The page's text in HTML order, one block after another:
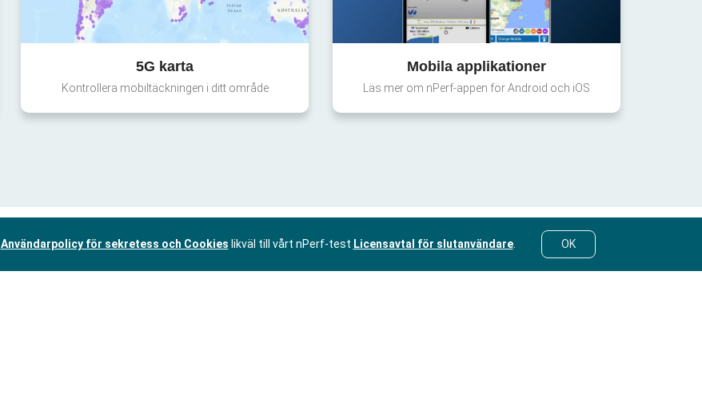
5G karta
Kontrollera mobiltäckningen i ditt område
Mobila applikationer
Läs mer om nPerf-appen för Android och iOS
Användarpolicy för sekretess och Cookies likväl till vårt nPerf-test Licensavtal för slutanvändare. OK